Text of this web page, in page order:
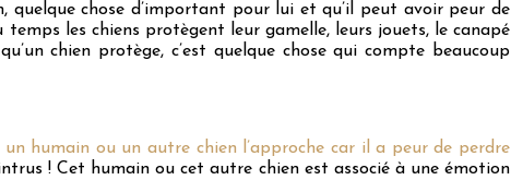
quelque chose d’important pour lui et qu’il peut avoir peur de
les chiens protègent leur gamelle, leurs jouets, le canapé
chien protège, c’est quelque chose qui compte beaucoup
humain ou un autre chien l’approche car il a peur de perdre
! Cet humain ou cet autre chien est associé à une émotion